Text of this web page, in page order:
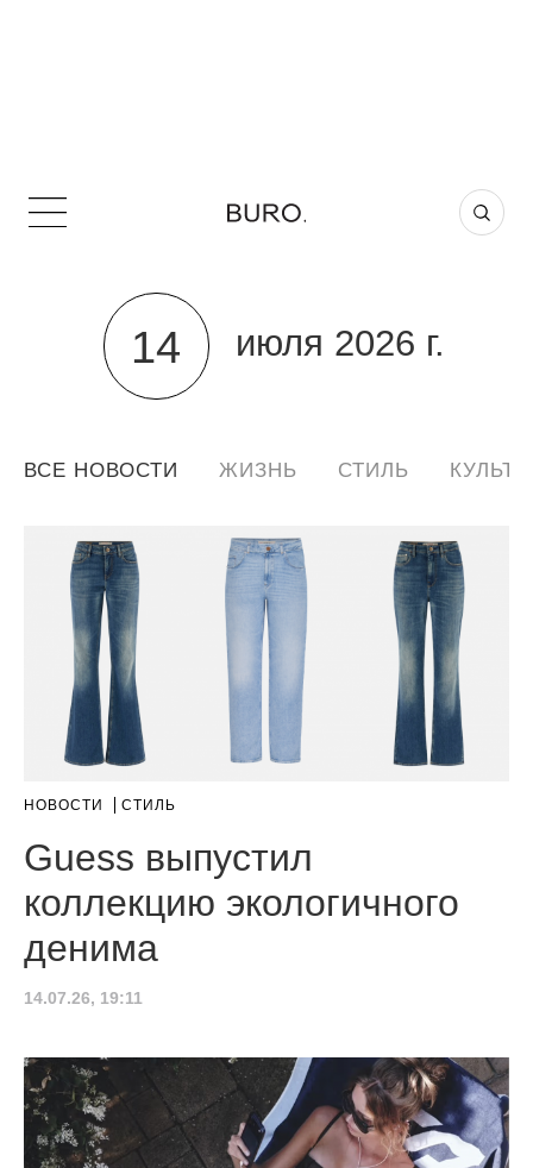
14 июля 2026 г.
ВСЕ НОВОСТИ ЖИЗНЬ СТИЛЬ
НОВОСТИ СТИЛЬ
Guess выпустил
коллекцию экологичного
денима
14.07.26, 19:11